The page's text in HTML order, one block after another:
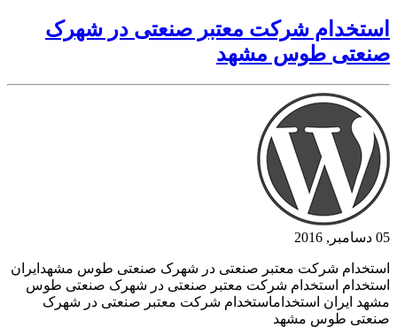
استخدام شرکت معتبر صنعتی در شهرک
صنعتی طوس مشهد
05 دسامبر, 2016
استخدام شرکت معتبر صنعتی در شهرک صنعتی طوس مشهدایران
استخدام استخدام شرکت معتبر صنعتی در شهرک صنعتی طوس
مشهد ایران استخداماستخدام شرکت معتبر صنعتی در شهرک
صنعتی طوس مشهد